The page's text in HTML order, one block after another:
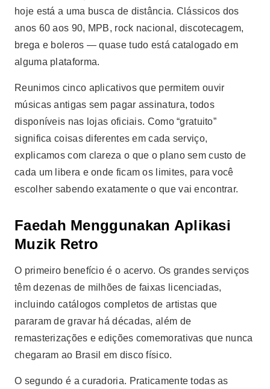
hoje está a uma busca de distância. Clássicos dos
anos 60 aos 90, MPB, rock nacional, discotecagem,
brega e boleros — quase tudo está catalogado em
alguma plataforma.
Reunimos cinco aplicativos que permitem ouvir
músicas antigas sem pagar assinatura, todos
disponíveis nas lojas oficiais. Como “gratuito”
significa coisas diferentes em cada serviço,
explicamos com clareza o que o plano sem custo de
cada um libera e onde ficam os limites, para você
escolher sabendo exatamente o que vai encontrar.
Faedah Menggunakan Aplikasi
Muzik Retro
O primeiro benefício é o acervo. Os grandes serviços
têm dezenas de milhões de faixas licenciadas,
incluindo catálogos completos de artistas que
pararam de gravar há décadas, além de
remasterizações e edições comemorativas que nunca
chegaram ao Brasil em disco físico.
O segundo é a curadoria. Praticamente todas as